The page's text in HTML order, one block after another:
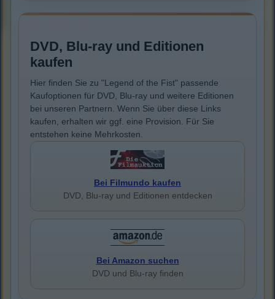
DVD, Blu-ray und Editionen
kaufen
Hier finden Sie zu "Legend of the Fist" passende
Kaufoptionen für DVD, Blu-ray und weitere Editionen
bei unseren Partnern. Wenn Sie über diese Links
kaufen, erhalten wir ggf. eine Provision. Für Sie
entstehen keine Mehrkosten.
Bei Filmundo kaufen
DVD, Blu-ray und Editionen entdecken
Bei Amazon suchen
DVD und Blu-ray finden